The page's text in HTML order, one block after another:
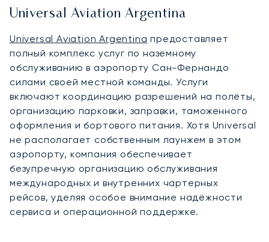
Universal Aviation Argentina
Universal Aviation Argentina предоставляет
полный комплекс услуг по наземному
обслуживанию в аэропорту Сан-Фернандо
силами своей местной команды. Услуги
включают координацию разрешений на полёты,
организацию парковки, заправки, таможенного
оформления и бортового питания. Хотя Universal
не располагает собственным лаунжем в этом
аэропорту, компания обеспечивает
безупречную организацию обслуживания
международных и внутренних чартерных
рейсов, уделяя особое внимание надёжности
сервиса и операционной поддержке.